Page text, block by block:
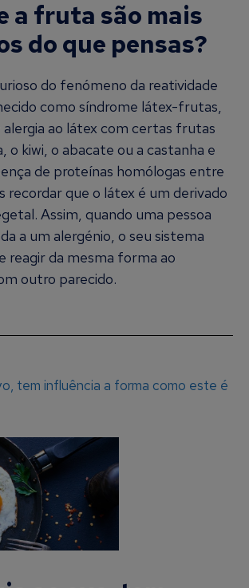
a fruta são mais
do que pensas?
do fenómeno da reatividade
como síndrome látex-frutas,
alergia ao látex com certas frutas
o kiwi, o abacate ou a castanha e
de proteínas homólogas entre
recordar que o látex é um derivado
Assim, quando uma pessoa
a um alergénio, o seu sistema
reagir da mesma forma ao
outro parecido.
tem influência a forma como este é